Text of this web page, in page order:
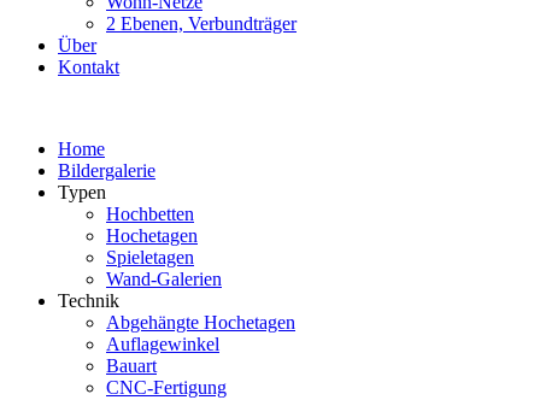
2 Ebenen, Verbundträger
Über
Kontakt
contentHome
Bildergalerie
Typen
Hochbetten
Hochetagen
Spieletagen
Wand-Galerien
Technik
Abgehängte Hochetagen
Auflagewinkel
Bauart
CNC-Fertigung